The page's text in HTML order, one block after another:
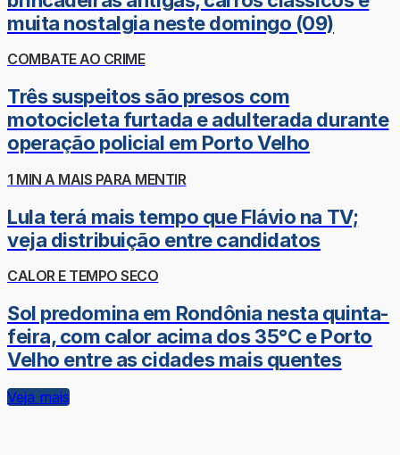
muita nostalgia neste domingo (09)
COMBATE AO CRIME
Três suspeitos são presos com
motocicleta furtada e adulterada durante
operação policial em Porto Velho
1 MIN A MAIS PARA MENTIR
Lula terá mais tempo que Flávio na TV;
veja distribuição entre candidatos
CALOR E TEMPO SECO
Sol predomina em Rondônia nesta quinta-
feira, com calor acima dos 35°C e Porto
Velho entre as cidades mais quentes
Veja mais